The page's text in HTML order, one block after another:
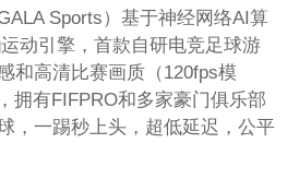
Sports）基于神经网络AI算
动引擎，首款自研电竞足球游
和高清比赛画质（120fps模
拥有FIFPRO和多家豪门俱乐部
，一踢秒上头，超低延迟，公平